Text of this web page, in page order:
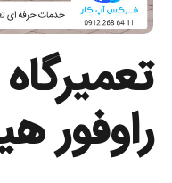
راوفور